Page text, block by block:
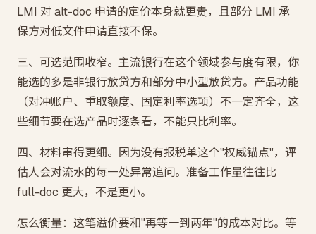
LMI 对 alt-doc 申请的定价本身就更贵，且部分 LMI 承
保方对低文件申请直接不保。
三、可选范围收窄。主流银行在这个领域参与度有限，你
能选的多是非银行放贷方和部分中小型放贷方。产品功能
（对冲账户、重取额度、固定利率选项）不一定齐全，这
些细节要在选产品时逐条看，不能只比利率。
四、材料审得更细。因为没有报税单这个"权威锚点"，评
估人会对流水的每一处异常追问。准备工作量往往比
full-doc 更大，不是更小。
怎么衡量：这笔溢价要和"再等一到两年"的成本对比。等